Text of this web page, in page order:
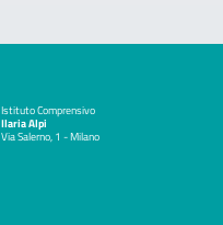
Istituto Comprensivo
Ilaria Alpi
Via Salerno, 1 - Milano
— Visita la pagina iniziale della scuola